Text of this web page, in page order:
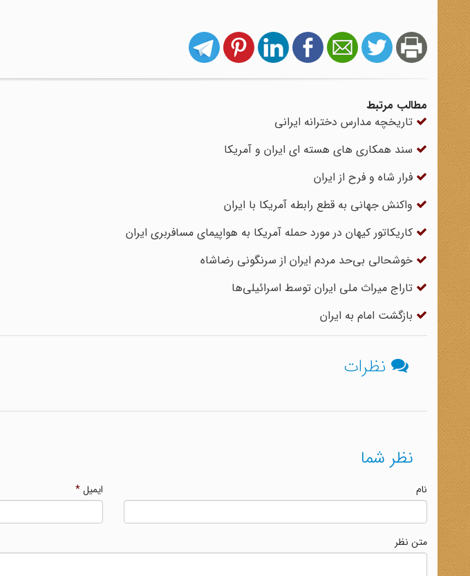
مطالب مرتبط
تاریخچه مدارس دخترانه ایرانی
سند همکاری های هسته ای ایران و آمریکا
فرار شاه و فرح از ایران
واکنش جهانی به قطع رابطه آمریکا با ایران
کاریکاتور کیهان در مورد حمله آمریکا به هواپیمای مسافربری ایران
خوشحالی بی‌حد مردم ایران از سرنگونی رضاشاه
تاراج میراث ملی ایران توسط اسرائیلی‌‌ها
بازگشت امام به ایران
نظرات
نظر شما
نام ایمیل*
متن نظر